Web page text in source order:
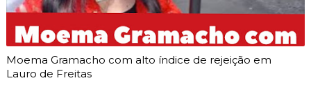
Moema Gramacho com alto índice de rejeição em
Lauro de Freitas